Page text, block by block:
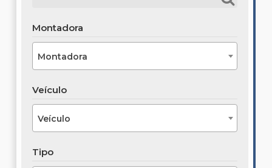
Montadora
Montadora
Veículo
Veículo
Tipo